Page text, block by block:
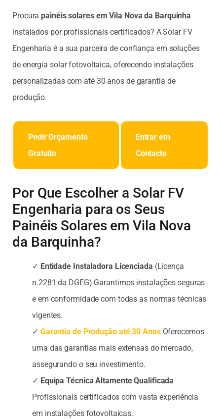
Procura painéis solares em Vila Nova da Barquinha
instalados por profissionais certificados? A Solar FV
Engenharia é a sua parceira de confiança em soluções
de energia solar fotovoltaica, oferecendo instalações
personalizadas com até 30 anos de garantia de
produção.
Pedir Orçamento
Gratuito
Entrar em
Contacto
Por Que Escolher a Solar FV
Engenharia para os Seus
Painéis Solares em Vila Nova
da Barquinha?
✓ Entidade Instaladora Licenciada (Licença
n.2281 da DGEG) Garantimos instalações seguras
e em conformidade com todas as normas técnicas
vigentes.
✓ Garantia de Produção até 30 AnosOferecemos
uma das garantias mais extensas do mercado,
assegurando o seu investimento.
✓ Equipa Técnica Altamente Qualificada
Profissionais certificados com vasta experiência
em instalações fotovoltaicas.